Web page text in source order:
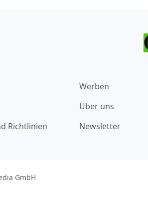
Richtlinien
Werben
Über uns
Newsletter
GmbH